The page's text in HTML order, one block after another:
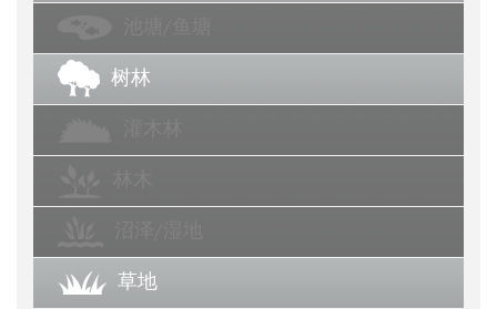
树林
草地